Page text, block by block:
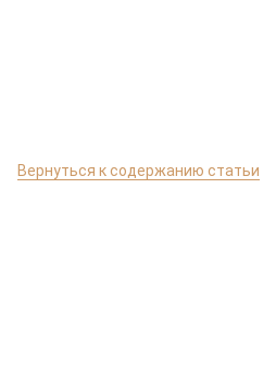
Вернуться к содержанию статьи